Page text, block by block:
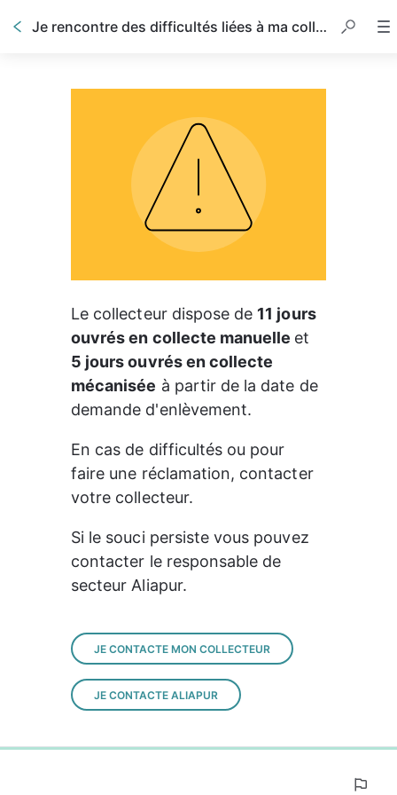
Je rencontre des difficultés liées à ma collecte
Le collecteur dispose de 11 jours
ouvrés en collecte manuelle et
5 jours ouvrés en collecte
mécanisée à partir de la date de
demande d'enlèvement.
En cas de difficultés ou pour
faire une réclamation, contacter
votre collecteur.
Si le souci persiste vous pouvez
contacter le responsable de
secteur Aliapur.
JE CONTACTE MON COLLECTEUR
JE CONTACTE ALIAPUR
0%